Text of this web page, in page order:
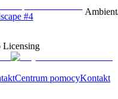
#4
Licensing
Centrum pomocyKontakt